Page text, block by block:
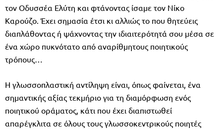
τον Οδυσσέα Ελύτη και φτάνοντας ίσαμε τον Νίκο
Καρούζο. Έχει σημασία έτσι κι αλλιώς το που θητεύεις
διαπλάθοντας ή ψάχνοντας την ιδιαιτερότητά σου μέσα σε
ένα χώρο πυκνότατο από αναρίθμητους ποιητικούς
τρόπους…
Η γλωσσοπλαστική αντίληψη είναι, όπως φαίνεται, ένα
σημαντικής αξίας τεκμήριο για τη διαμόρφωση ενός
ποιητικού οράματος, κάτι που έχει διαπιστωθεί
απαρέγκλιτα σε όλους τους γλωσσοκεντρικούς ποιητές